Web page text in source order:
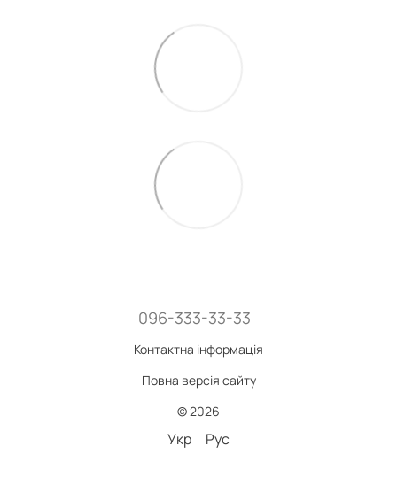
096-333-33-33
Контактна інформація
Повна версія сайту
© 2026
Укр Рус